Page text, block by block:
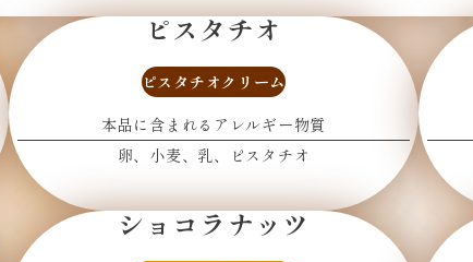
ピスタチオ
ピスタチオクリーム
本品に含まれるアレルギー物質
卵
小麦 乳 ピスタチオ
ショコラナッツ